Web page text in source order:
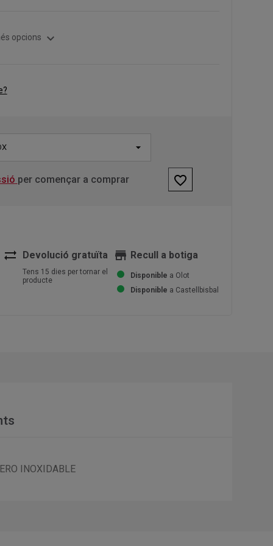
opcions expand_more
per començar a comprar favorite_border
sync_alt Devolució gratuïta
Tens 15 dies per tornar el
producte
store Recull a botiga
Disponible a Olot
Disponible a Castellbisbal
INOXIDABLE